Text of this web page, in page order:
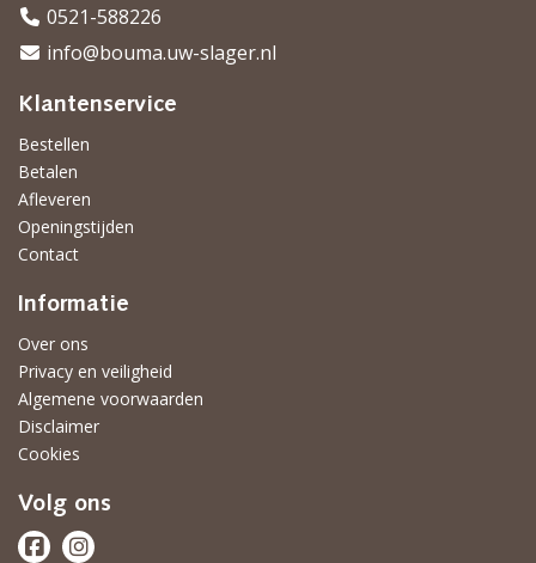
0521-588226
info@bouma.uw-slager.nl
Klantenservice
Bestellen
Betalen
Afleveren
Openingstijden
Contact
Informatie
Over ons
Privacy en veiligheid
Algemene voorwaarden
Disclaimer
Cookies
Volg ons